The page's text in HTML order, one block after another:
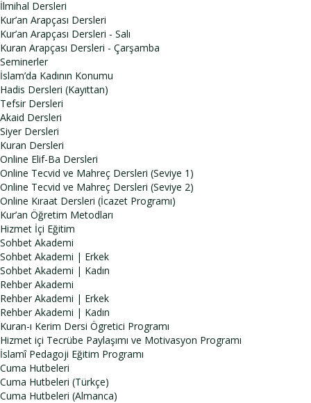
İlmihal Dersleri
Kur’an Arapçası Dersleri
Kur’an Arapçası Dersleri - Salı
Kuran Arapçası Dersleri - Çarşamba
Seminerler
İslam’da Kadının Konumu
Hadis Dersleri (Kayıttan)
Tefsir Dersleri
Akaid Dersleri
Siyer Dersleri
Kuran Dersleri
Online Elif-Ba Dersleri
Online Tecvid ve Mahreç Dersleri (Seviye 1)
Online Tecvid ve Mahreç Dersleri (Seviye 2)
Online Kıraat Dersleri (İcazet Programı)
Kur’an Öğretim Metodları
Hizmet İçi Eğitim
Sohbet Akademi
Sohbet Akademi | Erkek
Sohbet Akademi | Kadın
Rehber Akademi
Rehber Akademi | Erkek
Rehber Akademi | Kadın
Kuran-ı Kerim Dersi Ögretici Programı
Hizmet içi Tecrübe Paylaşımı ve Motivasyon Programı
İslamî Pedagoji Eğitim Programı
Cuma Hutbeleri
Cuma Hutbeleri (Türkçe)
Cuma Hutbeleri (Almanca)